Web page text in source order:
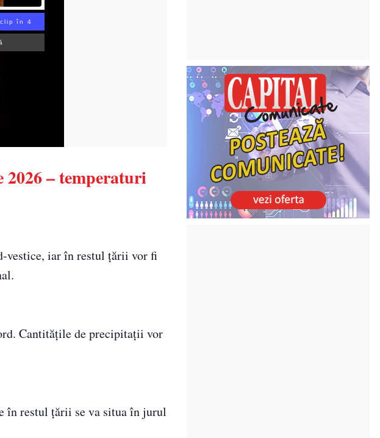
în 3
2026 – temperaturi
vestice, iar în restul țării vor fi
Cantitățile de precipitații vor
în restul țării se va situa în jurul